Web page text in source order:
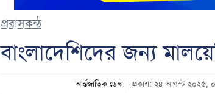
প্রবাসকন্ঠ
বাংলাদেশিদের জন্য
আর্ন্তজাতিক ডেস্ক প্রকাশ: ২৪ আগস্ট ২০২৫,